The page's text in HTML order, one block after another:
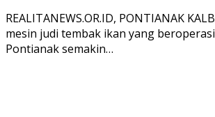
REALITANEWS.OR.ID, PONTIANAK
mesin judi tembak ikan yang
Pontianak semakin…